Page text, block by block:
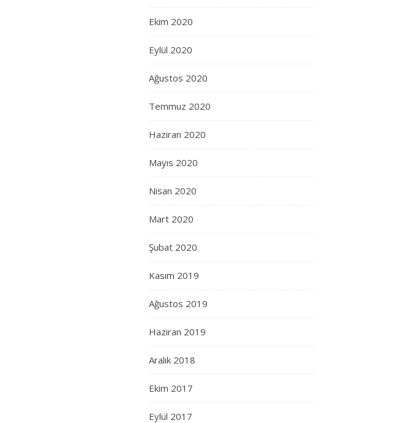
Ekim 2020
Eylül 2020
Ağustos 2020
Temmuz 2020
Haziran 2020
Mayıs 2020
Nisan 2020
Mart 2020
Şubat 2020
Kasım 2019
Ağustos 2019
Haziran 2019
Aralık 2018
Ekim 2017
Eylül 2017